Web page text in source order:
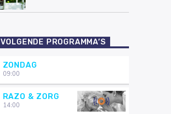
VOLGENDE PROGRAMMA’S
ZONDAG
09:00
RAZO & ZORG
14:00